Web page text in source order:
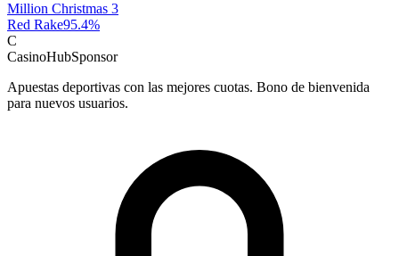
Million Christmas 3
Red Rake95.4%
C
CasinoHubSponsor
Apuestas deportivas con las mejores cuotas. Bono de bienvenida
para nuevos usuarios.